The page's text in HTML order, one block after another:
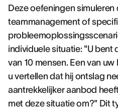
Deze oefeningen
teammanagement of
individuele situatie: "U bent
van 10 mensen. Een van
u vertellen dat hij ontslag
aantrekkelijker aanbod
met deze situatie om?" Dit